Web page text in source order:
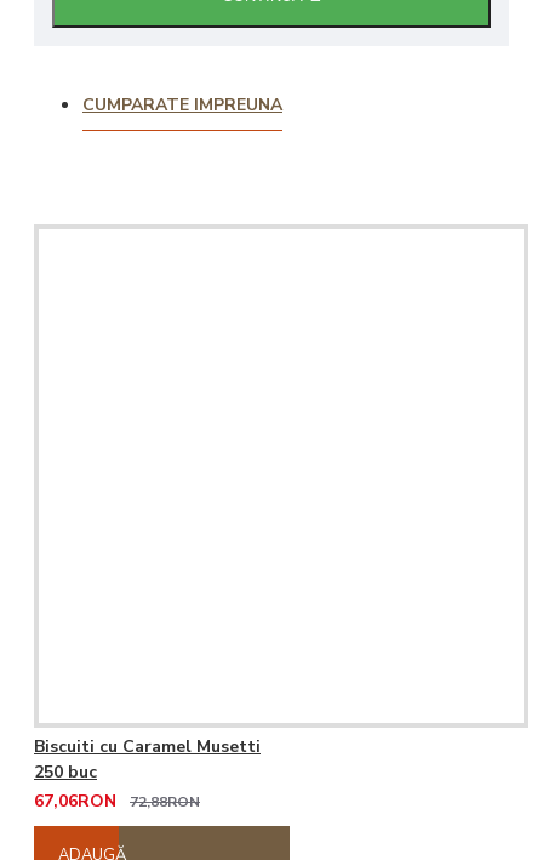
CUMPARATE IMPREUNA
Biscuiti cu Caramel Musetti
250 buc
67,06RON
72,88RON